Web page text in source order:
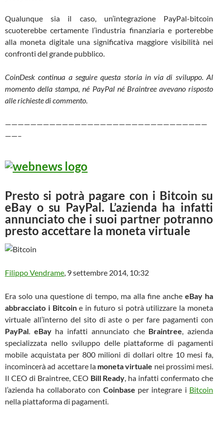
Qualunque sia il caso, un’integrazione PayPal-bitcoin
scuoterebbe certamente l’industria finanziaria e porterebbe
alla moneta digitale una significativa maggiore visibilità nei
confronti del grande pubblico.
CoinDesk continua a seguire questa storia in via di sviluppo. Al
momento della stampa, né PayPal né Braintree avevano risposto
alle richieste di commento.
————————————————————————————————
——–
Presto si potrà pagare con i Bitcoin su
eBay o su PayPal. L’azienda ha infatti
annunciato che i suoi partner potranno
presto accettare la moneta virtuale
Filippo Vendrame 9 settembre 2014, 10:32
Era solo una questione di tempo, ma alla fine anche eBay ha
abbracciato i Bitcoine in futuro si potrà utilizzare la moneta
virtuale all’interno del sito di aste o per fare pagamenti con
PayPal eBayha infatti annunciato che Braintree , azienda
specializzata nello sviluppo delle piattaforme di pagamenti
mobile acquistata per 800 milioni di dollari oltre 10 mesi fa,
incomincerà ad accettare la moneta virtuale nei prossimi mesi.
Il CEO di Braintree, CEO Bill Ready , ha infatti confermato che
l’azienda ha collaborato con Coinbase per integrare i Bitcoin
nella piattaforma di pagamenti.